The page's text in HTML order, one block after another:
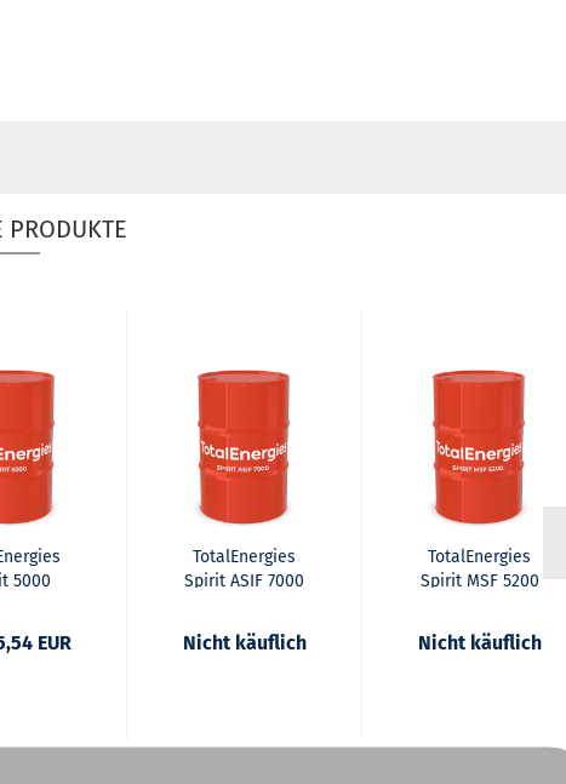
5000
EUR
TotalEnergies
Spirit ASIF 7000
Nicht käuflich
TotalEnergies
Spirit MSF 5200
Nicht käuflich